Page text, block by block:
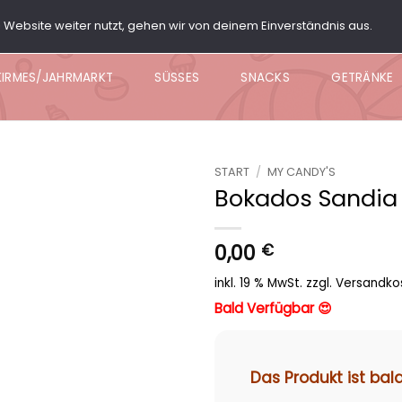
JAHRMARKT SÜSSES SNACKS GETRÄNKE
START / MY CANDY'S
Bokados Sandia
0,00 €
inkl. 19 % MwSt. zzgl.
Bald Verfügbar 😍
Das Produkt ist
weiter nutzt, gehen wir von deinem Einverständnis aus.